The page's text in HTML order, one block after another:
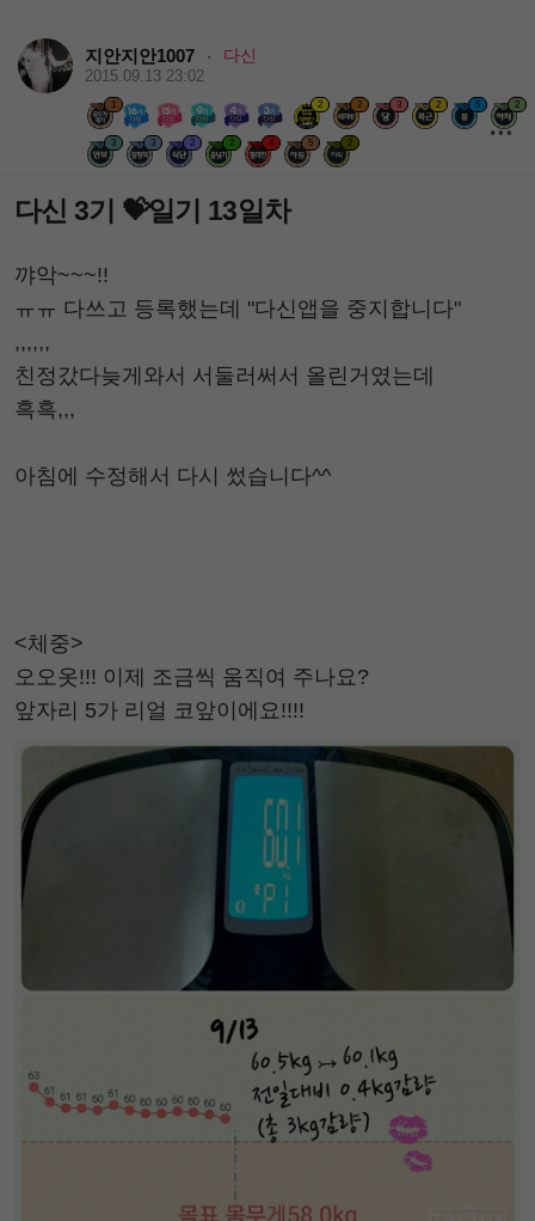
지안지안1007 · 다신
2015.09.13 23:02
1 2 2 3 2 5 2
3 3 2 2 4 5 2
다신 3기 💝일기 13일차
꺄악~~~!!
ㅠㅠ 다쓰고 등록했는데 "다신앱을 중지합니다"
,,,,,,
친정갔다늦게와서 서둘러써서 올린거였는데
흑흑,,,
아침에 수정해서 다시 썼습니다^^
<체중>
오오옷!!! 이제 조금씩 움직여 주나요?
앞자리 5가 리얼 코앞이에요!!!!